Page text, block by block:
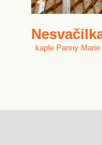
kaple Panny Marie